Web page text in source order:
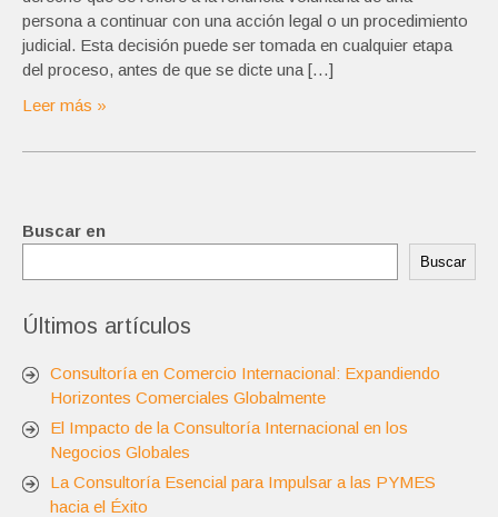
persona a continuar con una acción legal o un procedimiento
judicial. Esta decisión puede ser tomada en cualquier etapa
del proceso, antes de que se dicte una […]
Leer más »
Buscar en
Buscar
Últimos artículos
Consultoría en Comercio Internacional: Expandiendo
Horizontes Comerciales Globalmente
El Impacto de la Consultoría Internacional en los
Negocios Globales
La Consultoría Esencial para Impulsar a las PYMES
hacia el Éxito